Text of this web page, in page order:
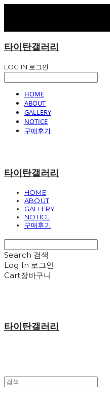
타이탄갤러리
LOG IN 로그인
HOME
ABOUT
GALLERY
NOTICE
구매후기
타이탄갤러리
HOME
ABOUT
GALLERY
NOTICE
구매후기
Search 검색
Log In 로그인
Cart장바구니
타이탄갤러리